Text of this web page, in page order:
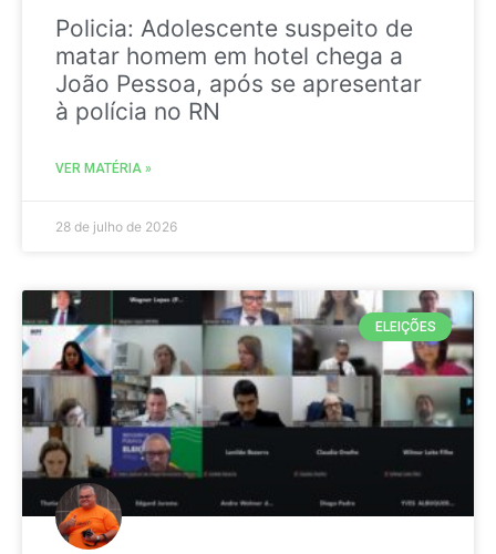
Policia: Adolescente suspeito de
matar homem em hotel chega a
João Pessoa, após se apresentar
à polícia no RN
VER MATÉRIA »
28 de julho de 2026
ELEIÇÕES